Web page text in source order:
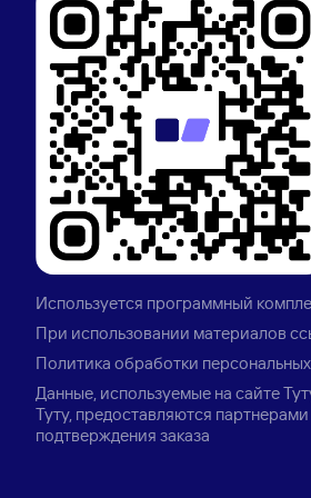
Используется программный
При использовании материалов
Политика обработки
Данные, используемые на сайте
Туту, предоставляются
подтверждения заказа